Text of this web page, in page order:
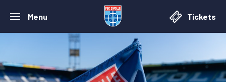
Menu Tickets